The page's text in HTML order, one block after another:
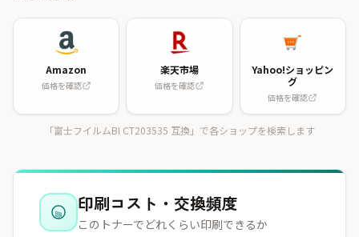
Amazon
価格を確認
楽天市場
価格を確認
Yahoo!ショッピン
グ
価格を確認
「富士フイルムBI CT203535 互換」で各ショップを検索します
印刷コスト・交換頻度
このトナーでどれくらい印刷できるか